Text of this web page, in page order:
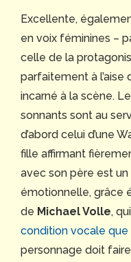
Excellente,
en voix féminines –
celle de la
parfaitement à l’aise
incarné à la scène.
sonnants sont au
d’abord celui d’une
fille affirmant
avec son père est
émotionnelle, grâce
de Michael Volle,
condition vocale que
personnage doit